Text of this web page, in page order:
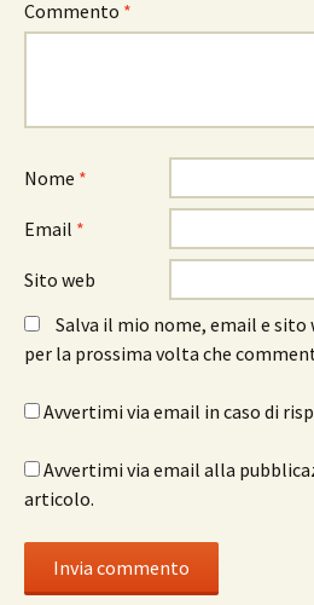
Commento *
Nome *
Email *
Sito web
Salva il mio nome, email e sito
per la prossima volta che
Avvertimi via email in caso di
Avvertimi via email alla
articolo.